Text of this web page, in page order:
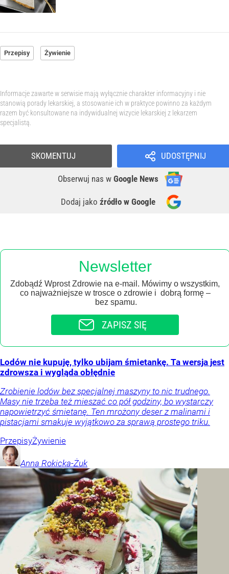
Przepisy Żywienie
Informacje zawarte w serwisie mają wyłącznie charakter informacyjny i nie
stanowią porady lekarskiej, a stosowanie ich w praktyce powinno za każdym
razem być konsultowane na indywidualnej wizycie lekarskiej z lekarzem
specjalistą.
UDOSTĘPNIJ
Obserwuj nas w Google News
Dodaj jako źródło w Google
SKOMENTUJ
Newsletter
Zdobądź Wprost Zdrowie na e-mail. Mówimy o wszystkim,
co najważniejsze w trosce o zdrowie i dobrą formę –
bez spamu.
ZAPISZ SIĘ
Lodów nie kupuję, tylko ubijam śmietankę. Ta wersja jest
zdrowsza i wygląda obłędnie
Zrobienie lodów bez specjalnej maszyny to nic trudnego.
Masy nie trzeba też mieszać co pół godziny, bo wystarczy
napowietrzyć śmietanę. Ten mrożony deser z malinami i
pistacjami smakuje wyjątkowo za sprawą prostego triku.
PrzepisyŻywienie
Anna Rokicka-Żuk